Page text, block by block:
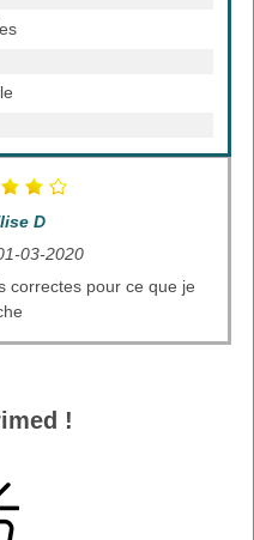
D
03-2020
correctes pour ce que je
!